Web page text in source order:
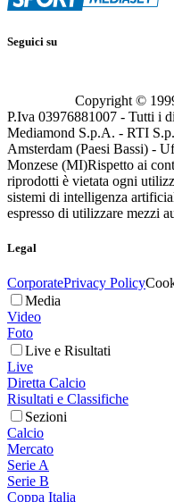
Seguici su
Copyright ©
P.Iva 03976881007 - Tutti i
Mediamond S.p.A. - RTI
Amsterdam (Paesi Bassi) -
Monzese (MI)Rispetto ai
riprodotti è vietata ogni
sistemi di intelligenza
espresso di utilizzare mezzi
Legal
CorporatePrivacy Policy
Media
Video
Foto
Live e Risultati
Live
Diretta Calcio
Risultati e Classifiche
Sezioni
Calcio
Mercato
Serie A
Serie B
Coppa Italia